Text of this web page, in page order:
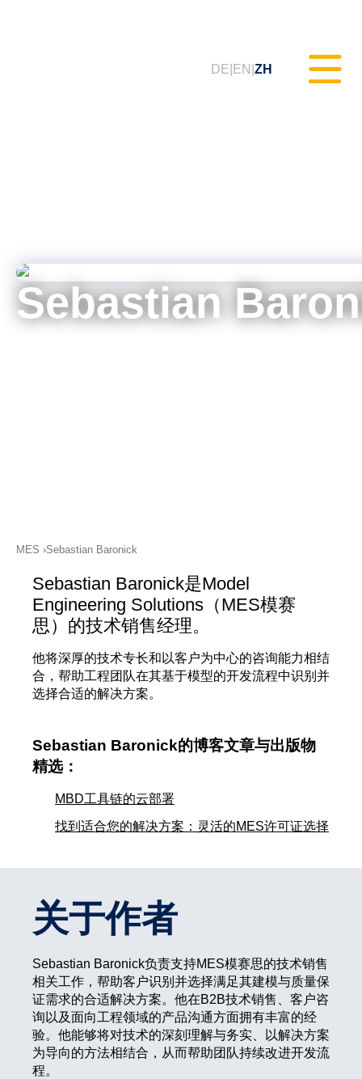
DE EN ZH
ISO 26262合规性（咨询服务）
工作机会
联系我们
版本说明
数据​保护
Sebastian
Sebastian Baronick是Model
Engineering Solutions（MES模赛
思）的技术销售经理。
他将深厚的技术专长和以客户为中心的咨询能力相结
合，帮助工程团队在其基于模型的开发流程中识别并
选择合适的解决方案。
Sebastian Baronick的博客文章与出版物
精选：
MBD工具链的云部署
找到适合您的解决方案：灵活的MES许可证选择
关于作者
Sebastian Baronick负责支持MES模赛思的技术销售
相关工作，帮助客户识别并选择满足其建模与质量保
证需求的合适解决方案。他在B2B技术销售、客户咨
询以及面向工程领域的产品沟通方面拥有丰富的经
验。他能够将对技术的深刻理解与务实、以解决方案
为导向的方法相结合，从而帮助团队持续改进开发流
程。
MES Sebastian Baronick